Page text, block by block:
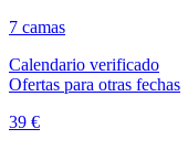
7 camas
Calendario verificado
Ofertas para otras fechas
39 €